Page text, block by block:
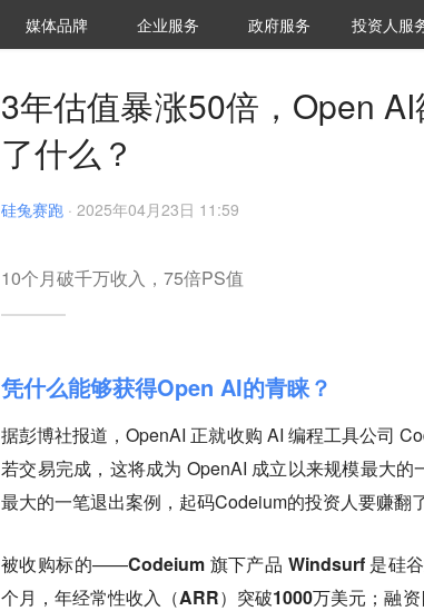
媒体品牌 36Kr研究院
企业服务 城市之窗
政府服务 VClub投资机
投资机构职位
投资人服
3年估值暴涨50倍，Open
了什么？
硅兔赛跑 · 2025年04月23日 11:59
10个月破千万收入，75倍PS值
凭什么能够获得Open AI的青睐？
据彭博社报道，OpenAI 正就收购 AI 编程工具公司
若交易完成，这将成为 OpenAI 成立以来规模最大
最大的一笔退出案例，起码Codeium的投资人要赚翻了
被收购标的——Codeium 旗下产品 Windsurf 是硅
个月，年经常性收入（ARR）突破1000万美元；融